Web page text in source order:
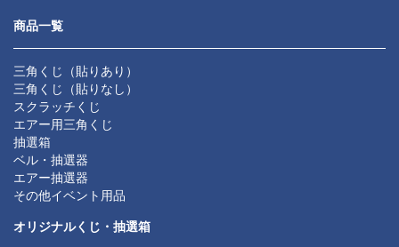
商品一覧
三角くじ（貼りあり）
三角くじ（貼りなし）
スクラッチくじ
エアー用三角くじ
抽選箱
ベル・抽選器
エアー抽選器
その他イベント用品
オリジナルくじ・抽選箱